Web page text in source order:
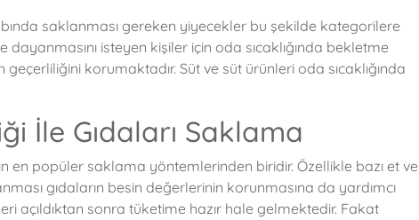
saklanması gereken yiyecekler bu şekilde kategorilere
dayanmasını isteyen kişiler için oda sıcaklığında bekletme
korumaktadır. Süt ve süt ürünleri oda sıcaklığında
İle Gıdaları Saklama
en popüler saklama yöntemlerinden biridir. Özellikle bazı et ve
gıdaların besin değerlerinin korunmasına da yardımcı
açıldıktan sonra tüketime hazır hale gelmektedir. Fakat